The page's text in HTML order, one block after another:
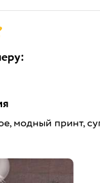
модный принт,